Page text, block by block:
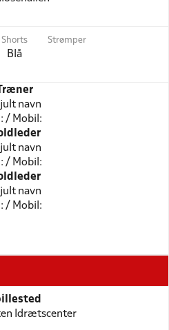
Shorts
Blå
Strømper
navn
/ Mobil:
navn
/ Mobil:
navn
/ Mobil:
Idrætscenter